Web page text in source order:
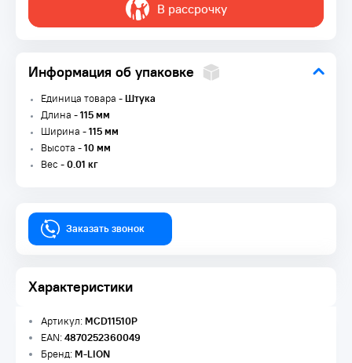
В рассрочку
Информация об упаковке
Единица товара -Штука
Длина -115 мм
Ширина -115 мм
Высота -10 мм
Вес -0.01 кг
Заказать звонок
Характеристики
Артикул:MCD11510P
EAN:4870252360049
Бренд:M-LION